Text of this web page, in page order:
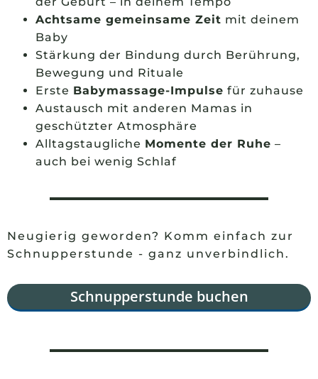
Achtsame gemeinsame Zeit mit deinem
Baby
Stärkung der Bindung durch Berührung,
Bewegung und Rituale
Erste Babymassage-Impulse für zuhause
Austausch mit anderen Mamas in
geschützter Atmosphäre
Alltagstaugliche Momente der Ruhe –
auch bei wenig Schlaf
Neugierig geworden? Komm einfach zur
Schnupperstunde - ganz unverbindlich.
Schnupperstunde buchen